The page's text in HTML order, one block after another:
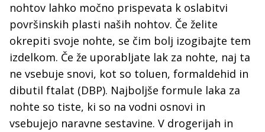
nohtov lahko močno prispevata k oslabitvi
površinskih plasti naših nohtov. Če želite
okrepiti svoje nohte, se čim bolj izogibajte tem
izdelkom. Če že uporabljate lak za nohte, naj ta
ne vsebuje snovi, kot so toluen, formaldehid in
dibutil ftalat (DBP). Najboljše formule laka za
nohte so tiste, ki so na vodni osnovi in
vsebujejo naravne sestavine. V drogerijah in